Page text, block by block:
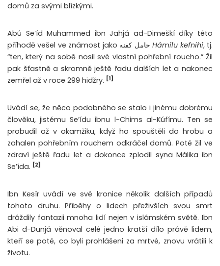
domů za svými blízkými.
Abú Se’íd Muhammed ibn Jahjá ad-Dimeškí díky této
příhodě vešel ve známost jako حامل كفنهHámilu kefnihi, tj.
“ten, který na sobě nosil své vlastní pohřební roucho.” Žil
pak šťastně a skromně ještě řadu dalších let a nakonec
zemřel až v roce 299 hidžry. [1]
Uvádí se, že něco podobného se stalo i jinému dobrému
člověku, jistému Se’ídu ibnu l-Chims al-Kúfímu. Ten se
probudil až v okamžiku, když ho spouštěli do hrobu a
zahalen pohřebním rouchem odkráčel domů. Poté žil ve
zdraví ještě řadu let a dokonce zplodil syna Málika ibn
Se’ída. [2]
Ibn Kesír uvádí ve své kronice několik dalších případů
tohoto druhu. Příběhy o lidech přeživších svou smrt
dráždily fantazii mnoha lidí nejen v islámském světě. Ibn
Abi d-Dunjá věnoval celé jedno kratší dílo právě lidem,
kteří se poté, co byli prohlášeni za mrtvé, znovu vrátili k
životu.